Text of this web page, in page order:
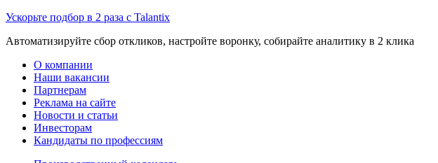
Ускорьте подбор в 2 раза с Talantix
Автоматизируйте сбор откликов, настройте воронку, собирайте аналитику в 2 клика
О компании
Наши вакансии
Партнерам
Реклама на сайте
Новости и статьи
Инвесторам
Кандидаты по профессиям